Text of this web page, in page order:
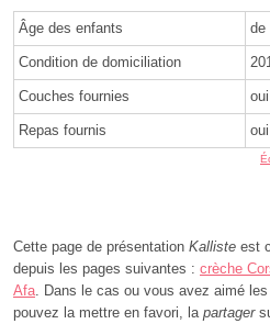
Âge des enfants de
Condition de domiciliation
Couches fournies oui
Repas fournis oui
Cette page de présentation Kalliste est
depuis les pages suivantes : crèche
Afa. Dans le cas ou vous avez aimé
pouvez la mettre en favori, la partager